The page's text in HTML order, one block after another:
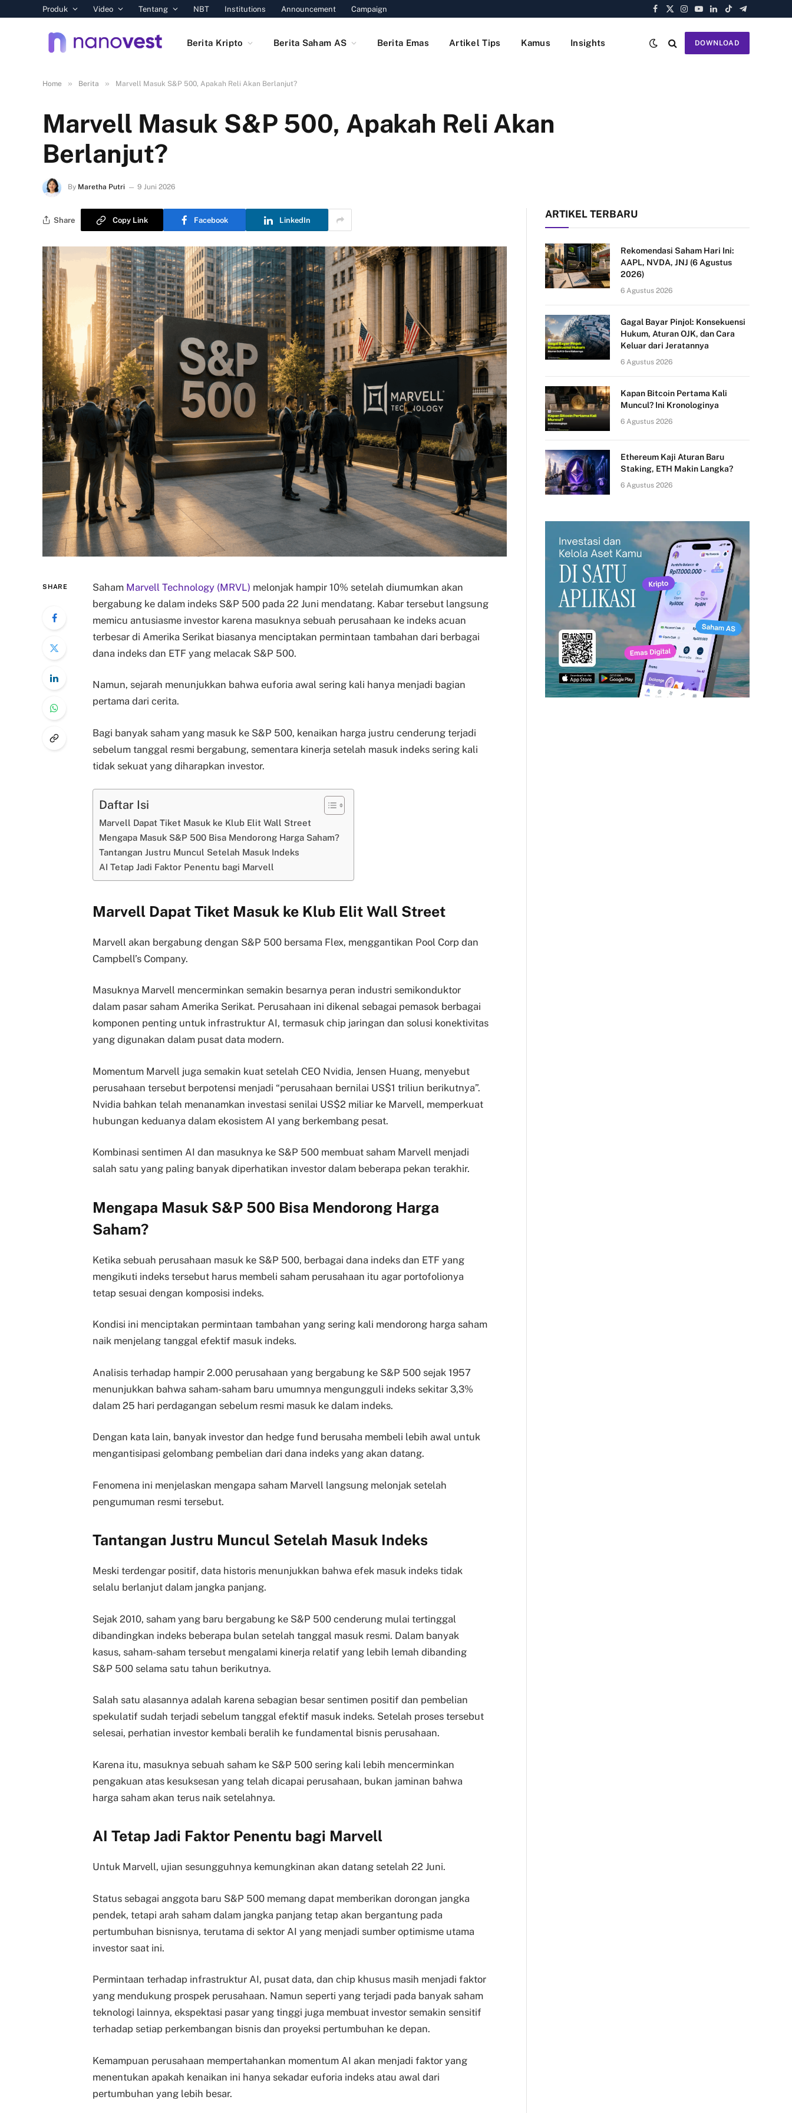
Produk Video Tentang NBT Institutions Announcement Campaign
Facebook
X
Instagram
YouTube
LinkedIn
TikTokTelegram
Berita Kripto Berita Saham AS Berita Emas Artikel Tips Kamus Insights DOWNLOAD
Home » Berita » Marvell Masuk S&P 500, Apakah Reli Akan Berlanjut?
Marvell Masuk S&P 500, Apakah Reli Akan
Berlanjut?
By Maretha Putri 9 Juni 2026
Share Copy Link Facebook LinkedIn
SHARE Saham Marvell Technology (MRVL) melonjak hampir 10% setelah diumumkan akan
bergabung ke dalam indeks S&P 500 pada 22 Juni mendatang. Kabar tersebut langsung
memicu antusiasme investor karena masuknya sebuah perusahaan ke indeks acuan
terbesar di Amerika Serikat biasanya menciptakan permintaan tambahan dari berbagai
dana indeks dan ETF yang melacak S&P 500.
Namun, sejarah menunjukkan bahwa euforia awal sering kali hanya menjadi bagian
pertama dari cerita.
Bagi banyak saham yang masuk ke S&P 500, kenaikan harga justru cenderung terjadi
sebelum tanggal resmi bergabung, sementara kinerja setelah masuk indeks sering kali
tidak sekuat yang diharapkan investor.
Daftar Isi
Marvell Dapat Tiket Masuk ke Klub Elit Wall Street
Mengapa Masuk S&P 500 Bisa Mendorong Harga Saham?
Tantangan Justru Muncul Setelah Masuk Indeks
AI Tetap Jadi Faktor Penentu bagi Marvell
Marvell Dapat Tiket Masuk ke Klub Elit Wall Street
Marvell akan bergabung dengan S&P 500 bersama Flex, menggantikan Pool Corp dan
Campbell’s Company.
Masuknya Marvell mencerminkan semakin besarnya peran industri semikonduktor
dalam pasar saham Amerika Serikat. Perusahaan ini dikenal sebagai pemasok berbagai
komponen penting untuk infrastruktur AI, termasuk chip jaringan dan solusi konektivitas
yang digunakan dalam pusat data modern.
Momentum Marvell juga semakin kuat setelah CEO Nvidia, Jensen Huang, menyebut
perusahaan tersebut berpotensi menjadi “perusahaan bernilai US$1 triliun berikutnya”.
Nvidia bahkan telah menanamkan investasi senilai US$2 miliar ke Marvell, memperkuat
hubungan keduanya dalam ekosistem AI yang berkembang pesat.
Kombinasi sentimen AI dan masuknya ke S&P 500 membuat saham Marvell menjadi
salah satu yang paling banyak diperhatikan investor dalam beberapa pekan terakhir.
Mengapa Masuk S&P 500 Bisa Mendorong Harga
Saham?
Ketika sebuah perusahaan masuk ke S&P 500, berbagai dana indeks dan ETF yang
mengikuti indeks tersebut harus membeli saham perusahaan itu agar portofolionya
tetap sesuai dengan komposisi indeks.
Kondisi ini menciptakan permintaan tambahan yang sering kali mendorong harga saham
naik menjelang tanggal efektif masuk indeks.
Analisis terhadap hampir 2.000 perusahaan yang bergabung ke S&P 500 sejak 1957
menunjukkan bahwa saham-saham baru umumnya mengungguli indeks sekitar 3,3%
dalam 25 hari perdagangan sebelum resmi masuk ke dalam indeks.
Dengan kata lain, banyak investor dan hedge fund berusaha membeli lebih awal untuk
mengantisipasi gelombang pembelian dari dana indeks yang akan datang.
Fenomena ini menjelaskan mengapa saham Marvell langsung melonjak setelah
pengumuman resmi tersebut.
Tantangan Justru Muncul Setelah Masuk Indeks
Meski terdengar positif, data historis menunjukkan bahwa efek masuk indeks tidak
selalu berlanjut dalam jangka panjang.
Sejak 2010, saham yang baru bergabung ke S&P 500 cenderung mulai tertinggal
dibandingkan indeks beberapa bulan setelah tanggal masuk resmi. Dalam banyak
kasus, saham-saham tersebut mengalami kinerja relatif yang lebih lemah dibanding
S&P 500 selama satu tahun berikutnya.
Salah satu alasannya adalah karena sebagian besar sentimen positif dan pembelian
spekulatif sudah terjadi sebelum tanggal efektif masuk indeks. Setelah proses tersebut
selesai, perhatian investor kembali beralih ke fundamental bisnis perusahaan.
Karena itu, masuknya sebuah saham ke S&P 500 sering kali lebih mencerminkan
pengakuan atas kesuksesan yang telah dicapai perusahaan, bukan jaminan bahwa
harga saham akan terus naik setelahnya.
AI Tetap Jadi Faktor Penentu bagi Marvell
Untuk Marvell, ujian sesungguhnya kemungkinan akan datang setelah 22 Juni.
Status sebagai anggota baru S&P 500 memang dapat memberikan dorongan jangka
pendek, tetapi arah saham dalam jangka panjang tetap akan bergantung pada
pertumbuhan bisnisnya, terutama di sektor AI yang menjadi sumber optimisme utama
investor saat ini.
Permintaan terhadap infrastruktur AI, pusat data, dan chip khusus masih menjadi faktor
yang mendukung prospek perusahaan. Namun seperti yang terjadi pada banyak saham
teknologi lainnya, ekspektasi pasar yang tinggi juga membuat investor semakin sensitif
terhadap setiap perkembangan bisnis dan proyeksi pertumbuhan ke depan.
Kemampuan perusahaan mempertahankan momentum AI akan menjadi faktor yang
menentukan apakah kenaikan ini hanya sekadar euforia indeks atau awal dari
pertumbuhan yang lebih besar.
ARTIKEL TERBARU
Rekomendasi Saham Hari Ini:
AAPL, NVDA, JNJ (6 Agustus
2026)
6 Agustus 2026
Gagal Bayar Pinjol: Konsekuensi
Hukum, Aturan OJK, dan Cara
Keluar dari Jeratannya
6 Agustus 2026
Kapan Bitcoin Pertama Kali
Muncul? Ini Kronologinya
6 Agustus 2026
Ethereum Kaji Aturan Baru
Staking, ETH Makin Langka?
6 Agustus 2026